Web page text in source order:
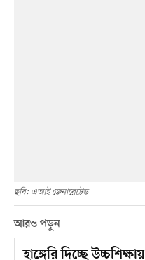
ছবি: এআই জেনারেটেড
আরও পড়ুন
হাঙ্গেরি দিচ্ছে